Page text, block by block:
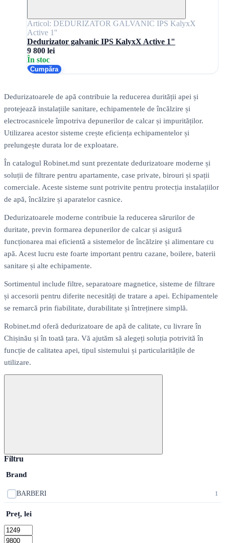
Articol: DEDURIZATOR GALVANIC IPS KalyxX
Active 1''
Dedurizator galvanic IPS KalyxX Active 1"
9 800 lei
În stoc
Cumpăra
Dedurizatoarele de apă contribuie la reducerea durității apei și
protejează instalațiile sanitare, echipamentele de încălzire și
electrocasnicele împotriva depunerilor de calcar și impurităților.
Utilizarea acestor sisteme crește eficiența echipamentelor și
prelungește durata lor de exploatare.
În catalogul Robinet.md sunt prezentate dedurizatoare moderne și
soluții de filtrare pentru apartamente, case private, birouri și spații
comerciale. Aceste sisteme sunt potrivite pentru protecția instalațiilor
de apă, încălzire și aparatelor casnice.
Dedurizatoarele moderne contribuie la reducerea sărurilor de
duritate, previn formarea depunerilor de calcar și asigură
funcționarea mai eficientă a sistemelor de încălzire și alimentare cu
apă. Acest lucru este foarte important pentru cazane, boilere, baterii
sanitare și alte echipamente.
Sortimentul include filtre, separatoare magnetice, sisteme de filtrare
și accesorii pentru diferite necesități de tratare a apei. Echipamentele
se remarcă prin fiabilitate, durabilitate și întreținere simplă.
Robinet.md oferă dedurizatoare de apă de calitate, cu livrare în
Chișinău și în toată țara. Vă ajutăm să alegeți soluția potrivită în
funcție de calitatea apei, tipul sistemului și particularitățile de
utilizare.
Filtru
Brand
BARBERI 1
Preț, lei